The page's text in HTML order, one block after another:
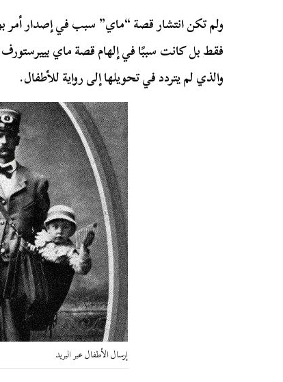
ولم تكن انتشار قصة “ماي” سبب في إصدار أمر
والذي لم يتردد في تحويلها إلى رواية للأطفال.
إرسال الأطفال عبر البريد